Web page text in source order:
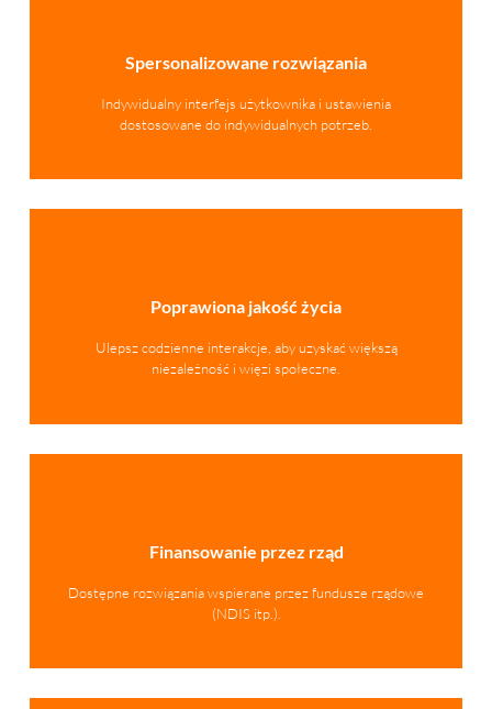
Spersonalizowane rozwiązania
Indywidualny interfejs użytkownika i ustawienia
dostosowane do indywidualnych potrzeb.
Poprawiona jakość życia
Ulepsz codzienne interakcje, aby uzyskać większą
niezależność i więzi społeczne.
Finansowanie przez rząd
Dostępne rozwiązania wspierane przez fundusze rządowe
(NDIS itp.).